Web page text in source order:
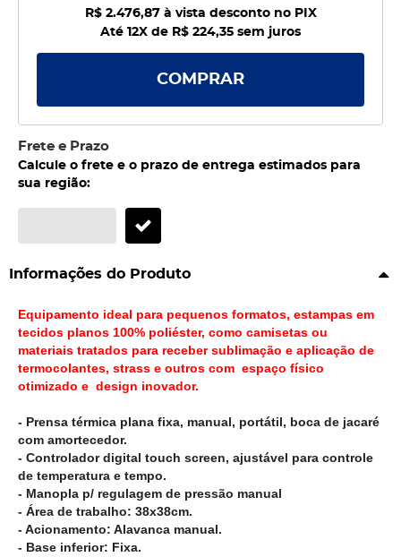
R$ 2.476,87à vista desconto no PIX
Até 12X de R$ 224,35 sem juros
COMPRAR
Frete e Prazo
Calcule o frete e o prazo de entrega estimados para
sua região:
Informações do Produto
Equipamento ideal para pequenos formatos, estampas em
tecidos planos 100% poliéster, como camisetas ou
materiais tratados para receber sublimação e aplicação de
termocolantes, strass e outros com espaço físico
otimizado e design inovador.
- Prensa térmica plana fixa, manual, portátil, boca de jacaré
com amortecedor.
- Controlador digital touch screen, ajustável para controle
de temperatura e tempo.
- Manopla p/ regulagem de pressão manual
- Área de trabalho: 38x38cm.
- Acionamento: Alavanca manual.
- Base inferior: Fixa.